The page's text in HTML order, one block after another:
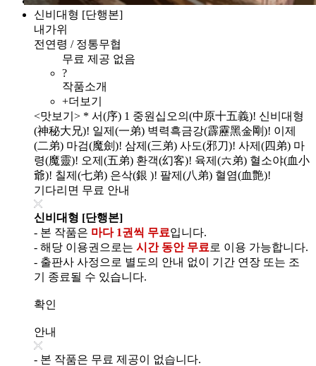
신비대형 [단행본]
내가위
전연령 / 정통무협
무료 제공 없음
?
작품소개
+더보기
<맛보기> * 서(序) 1 중원십오의(中原十五義)! 신비대형
(神秘大兄)! 일제(一弟) 벽력흑금강(霹靂黑金剛)! 이제
(二弟) 마검(魔劍)! 삼제(三弟) 사도(邪刀)! 사제(四弟) 마
령(魔靈)! 오제(五弟) 환객(幻客)! 육제(六弟) 혈소야(血小
爺)! 칠제(七弟) 은삭(銀 )! 팔제(八弟) 혈염(血艶)!
기다리면 무료 안내
신비대형 [단행본]
- 본 작품은 마다 1권씩 무료입니다.
- 해당 이용권으로는 시간 동안 무료 로 이용 가능합니다.
- 출판사 사정으로 별도의 안내 없이 기간 연장 또는 조
기 종료될 수 있습니다.
확인
안내
- 본 작품은 무료 제공이 없습니다.